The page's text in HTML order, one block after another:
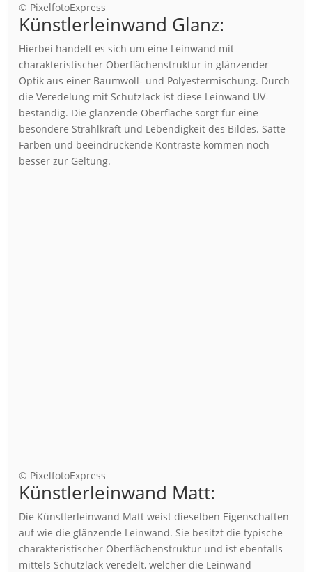
© PixelfotoExpress
Künstlerleinwand Glanz:
Hierbei handelt es sich um eine Leinwand mit
charakteristischer Oberflächenstruktur in glänzender
Optik aus einer Baumwoll- und Polyestermischung. Durch
die Veredelung mit Schutzlack ist diese Leinwand UV-
beständig. Die glänzende Oberfläche sorgt für eine
besondere Strahlkraft und Lebendigkeit des Bildes. Satte
Farben und beeindruckende Kontraste kommen noch
besser zur Geltung.
© PixelfotoExpress
Künstlerleinwand Matt:
Die Künstlerleinwand Matt weist dieselben Eigenschaften
auf wie die glänzende Leinwand. Sie besitzt die typische
charakteristischer Oberflächenstruktur und ist ebenfalls
mittels Schutzlack veredelt, welcher die Leinwand